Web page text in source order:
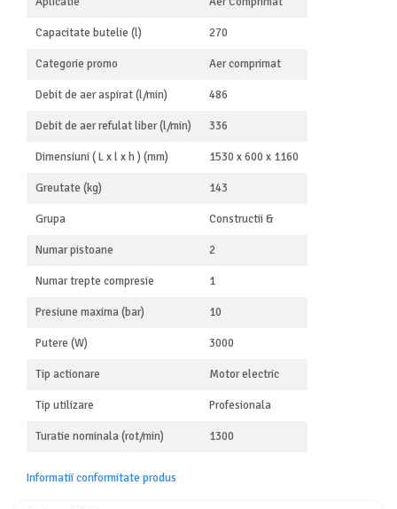
Ventilatoare & Sisteme Racire
Aparate de aer conditionat
Ventilatoare
Incubatoare oua
Capacitate butelie (l) 270
Categorie promo Aer comprimat
Debit de aer aspirat (l/min) 486
Debit de aer refulat liber (l/min) 336
Dimensiuni ( L x l x h ) (mm) 1530 x 600 x 1160
Greutate (kg) 143
Grupa Constructii &
Numar pistoane 2
Numar trepte compresie 1
Presiune maxima (bar) 10
Putere (W) 3000
Tip actionare Motor electric
Tip utilizare Profesionala
Turatie nominala (rot/min) 1300
Informatii conformitate produs